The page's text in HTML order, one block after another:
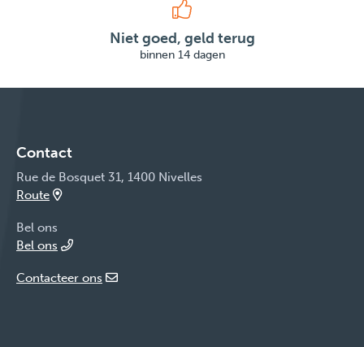
Niet goed, geld terug
binnen 14 dagen
Contact
Rue de Bosquet 31, 1400 Nivelles
Route
Bel ons
Bel ons
Contacteer ons